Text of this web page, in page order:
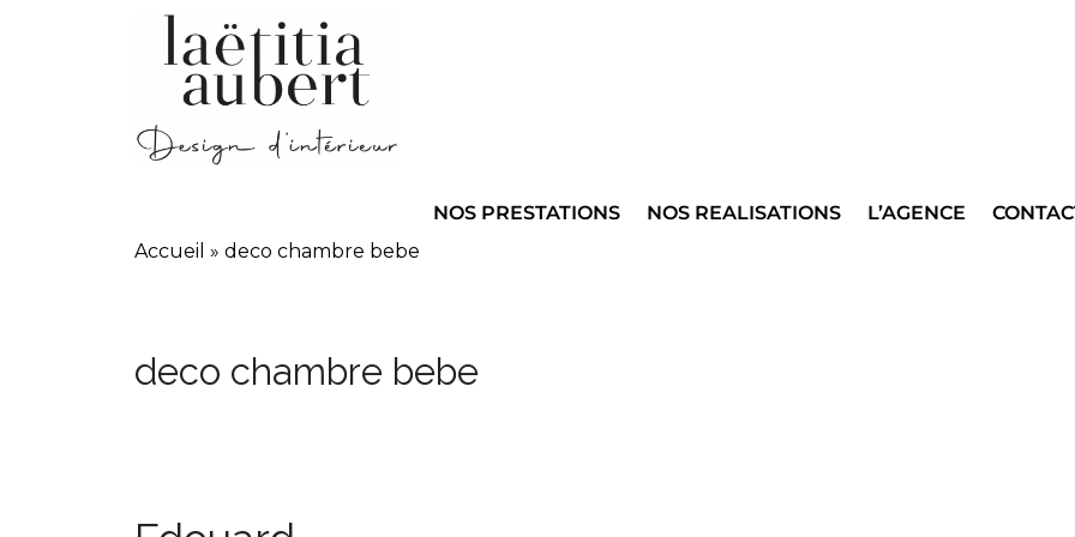
NOS PRESTATIONS NOS REALISATIONS L’AGENCE
Accueil » deco chambre bebe
deco chambre bebe